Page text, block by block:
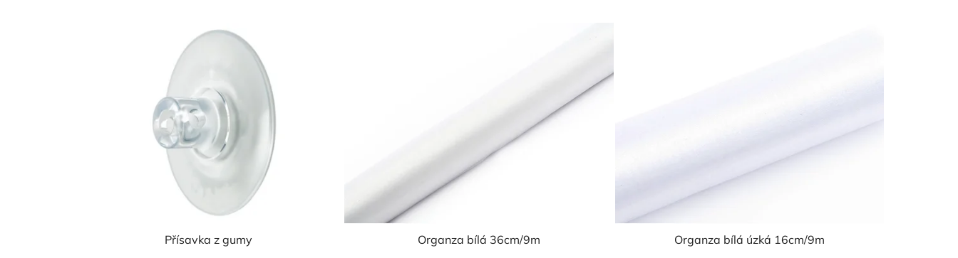
Přísavka z gumy Organza bílá 36cm/9m Organza bílá úzká 16cm/9m